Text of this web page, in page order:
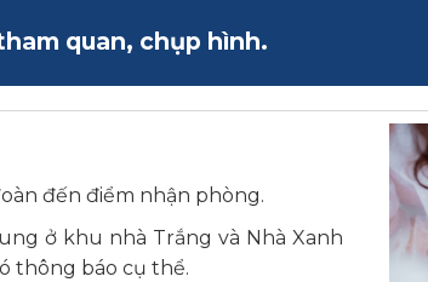
quan, chụp hình.
đến điểm nhận phòng.
ở khu nhà Trắng và Nhà Xanh
thông báo cụ thể.